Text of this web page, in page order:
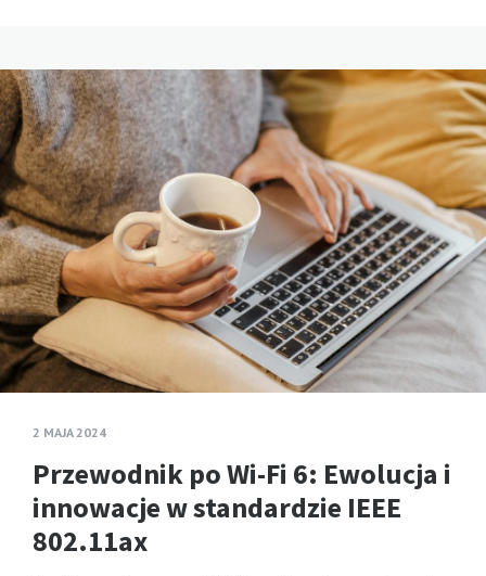
2 MAJA 2024
Przewodnik po Wi-Fi 6: Ewolucja i
innowacje w standardzie IEEE
802.11ax